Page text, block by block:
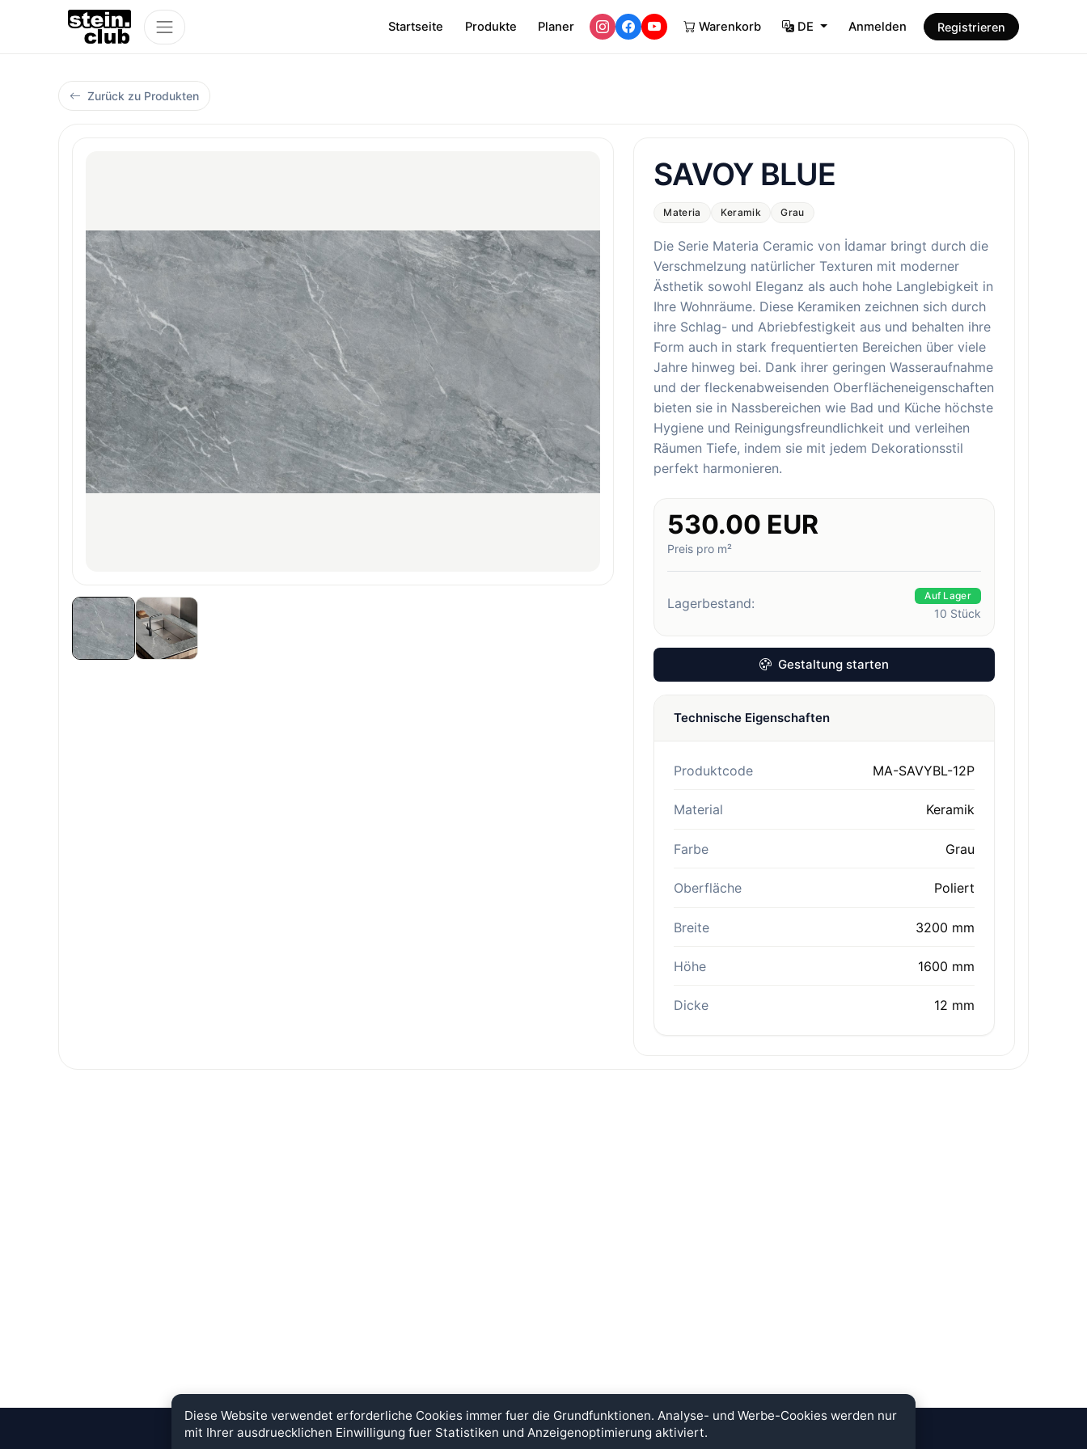
Startseite Produkte Planer Warenkorb DE Anmelden Registrieren
Zurück zu Produkten
SAVOY BLUE
Materia Keramik Grau
Die Serie Materia Ceramic von İdamar bringt durch die
Verschmelzung natürlicher Texturen mit moderner
Ästhetik sowohl Eleganz als auch hohe Langlebigkeit in
Ihre Wohnräume. Diese Keramiken zeichnen sich durch
ihre Schlag- und Abriebfestigkeit aus und behalten ihre
Form auch in stark frequentierten Bereichen über viele
Jahre hinweg bei. Dank ihrer geringen Wasseraufnahme
und der fleckenabweisenden Oberflächeneigenschaften
bieten sie in Nassbereichen wie Bad und Küche höchste
Hygiene und Reinigungsfreundlichkeit und verleihen
Räumen Tiefe, indem sie mit jedem Dekorationsstil
perfekt harmonieren.
530.00 EUR
Preis pro m²
Lagerbestand: Auf Lager
10 Stück
Gestaltung starten
Technische Eigenschaften
Produktcode MA-SAVYBL-12P
Material Keramik
Farbe Grau
Oberfläche Poliert
Breite 3200 mm
Höhe 1600 mm
Dicke 12 mm
Diese Website verwendet erforderliche Cookies immer fuer die Grundfunktionen. Analyse- und Werbe-Cookies werden nur
mit Ihrer ausdruecklichen Einwilligung fuer Statistiken und Anzeigenoptimierung aktiviert.